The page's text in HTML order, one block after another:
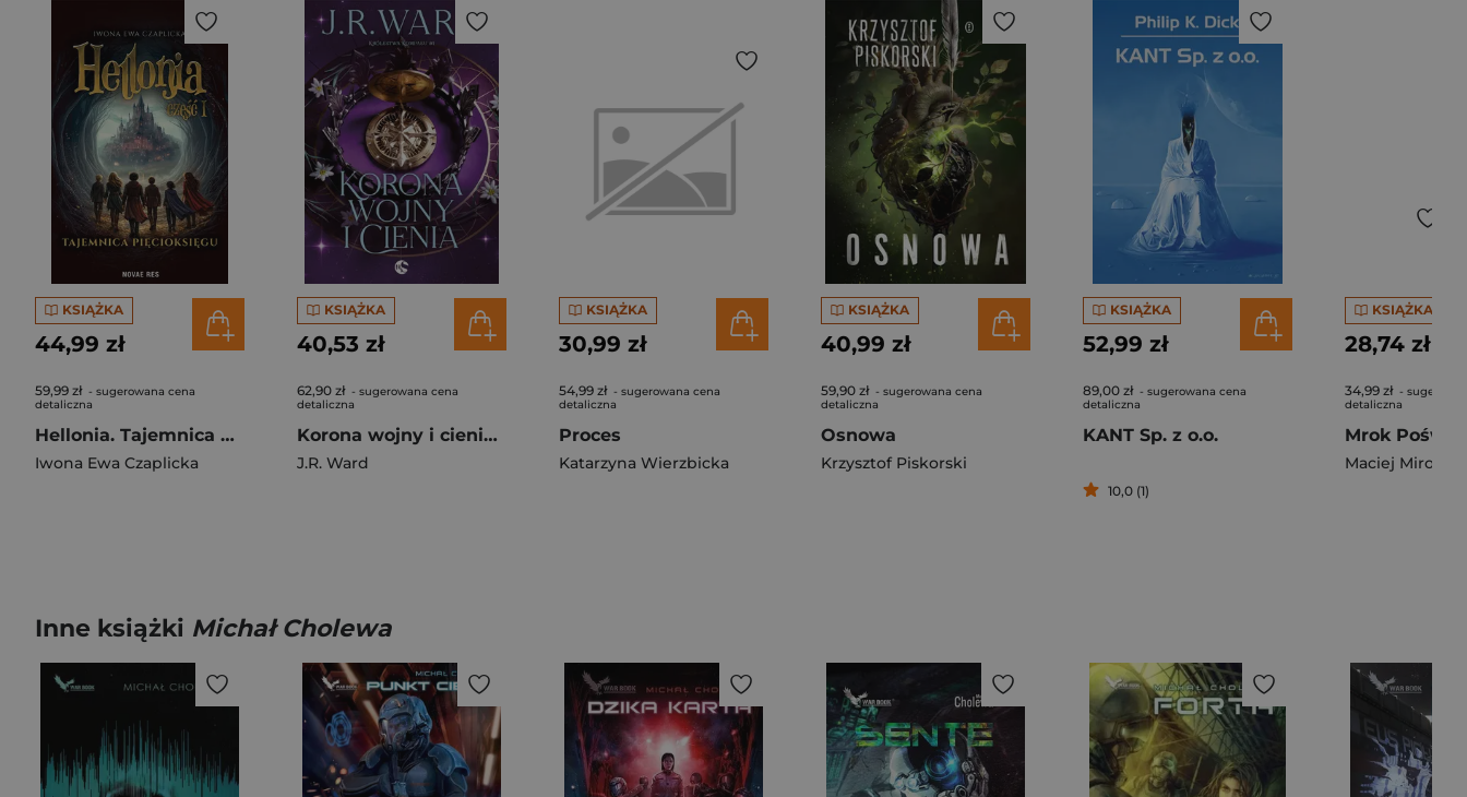
KSIĄŻKA
44,99 zł
59,99 zł - sugerowana cena
detaliczna
Hellonia. Tajemnica Pięcioksięgu. Tom 1
Iwona Ewa Czaplicka
KSIĄŻKA
40,53 zł
62,90 zł - sugerowana cena
detaliczna
Korona wojny i cienia. Królestwa Kompasu. Tom 1
J.R. Ward
KSIĄŻKA
30,99 zł
54,99 zł - sugerowana cena
detaliczna
Proces
Katarzyna Wierzbicka
KSIĄŻKA
40,99 zł
59,90 zł - sugerowana cena
detaliczna
Osnowa
Krzysztof Piskorski
KSIĄŻKA
52,99 zł
89,00 zł - sugerowana cena
detaliczna
KANT Sp. z o.o.
10,0 (1)
KSIĄŻKA
28,74 zł
34,99 zł -
detaliczna
Maciej Mirocha
Inne książki Michał Cholewa